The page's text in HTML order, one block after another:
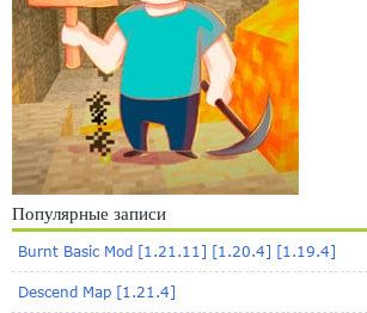
Популярные записи
Burnt Basic Mod [1.21.11] [1.20.4] [1.19.4]
Descend Map [1.21.4]